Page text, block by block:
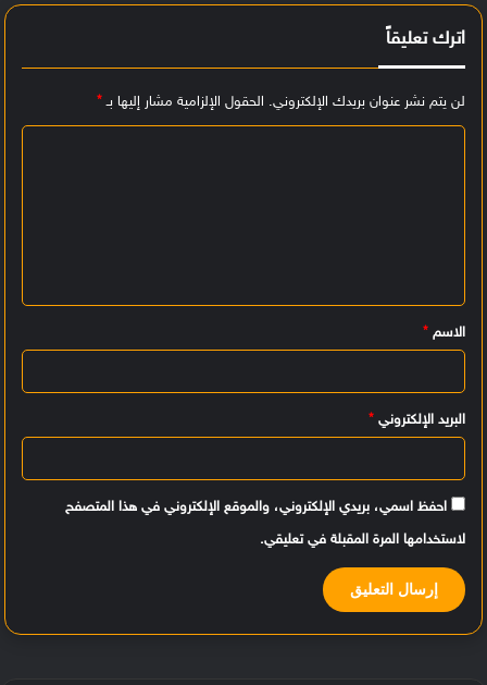
اترك تعليقاً
لن يتم نشر عنوان بريدك الإلكتروني. الحقول الإلزامية مشار إليها بـ*
ي
ق
الاسم *
البريد الإلكتروني *
احفظ اسمي، بريدي الإلكتروني، والموقع الإلكتروني في هذا المتصفح
لاستخدامها المرة المقبلة في تعليقي.